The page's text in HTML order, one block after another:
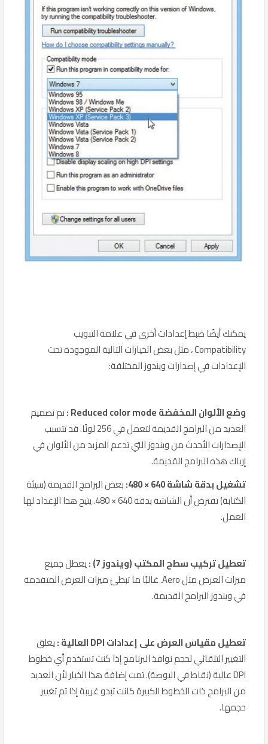
يمكنك أيضًا ضبط إعدادات أخرى في علامة التبويب
Compatibility ، مثل بعض الخيارات التالية الموجودة تحت
الإعدادات في إصدارات ويندوز المختلفة:
وضع الألوان المخفضة Reduced color mode :
تم تصميم
العديد من البرامج القديمة لتعمل في 256 لونًا. قد تتسبب
الإصدارات الأحدث من ويندوز التي تدعم المزيد من الألوان في
إرباك هذه البرامج القديمة.
تشغيل بدقة شاشة 640 × 480:
بعض البرامج القديمة (سيئة
الكتابة) تفترض أن الشاشة بدقة 640 × 480. يتيح هذا الإعداد لها
العمل.
تعطيل تركيب سطح المكتب (ويندوز 7) :
يعطل جميع
ميزات العرض مثل Aero. غالبًا ما تبطئ ميزات العرض المتقدمة
في ويندوز البرامج القديمة.
تعطيل مقياس العرض على إعدادات DPI العالية :
يغلق
التغيير التلقائي لحجم نوافذ البرنامج إذا كنت تستخدم أي خطوط
DPI عالية (نقاط في البوصة). تمت إضافة هذا الخيار لأن العديد
من البرامج ذات الخطوط الكبيرة كانت تبدو غريبة إذا تم تغيير
حجمها.